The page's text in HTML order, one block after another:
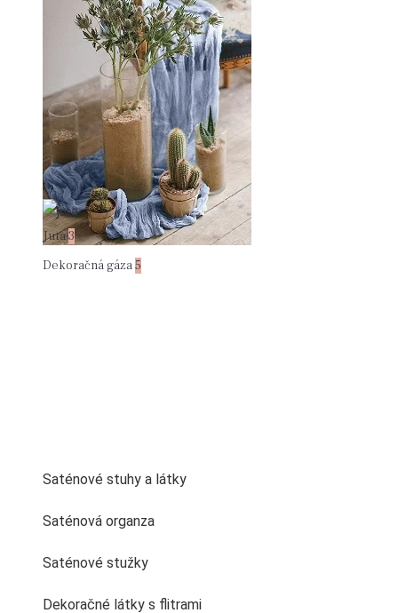
Dekoračná gáza5
Juta3
Saténové stuhy a látky
Saténová organza
Saténové stužky
Dekoračné látky s flitrami